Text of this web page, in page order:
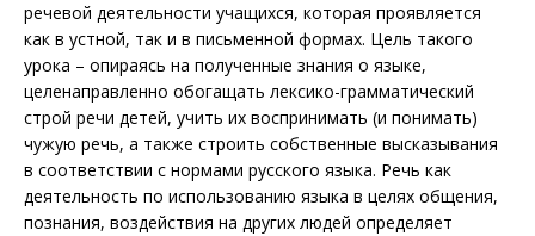
речевой деятельности учащихся, которая проявляется
как в устной, так и в письменной формах. Цель такого
урока – опираясь на полученные знания о языке,
целенаправленно обогащать лексико-грамматический
строй речи детей, учить их воспринимать (и понимать)
чужую речь, а также строить собственные высказывания
в соответствии с нормами русского языка. Речь как
деятельность по использованию языка в целях общения,
познания, воздействия на других людей определяет